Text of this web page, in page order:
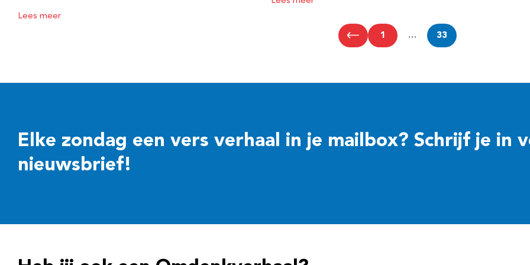
Lees meer
1 … 33
Elke zondag een vers verhaal in je mailbox? Schrijf je in
nieuwsbrief!